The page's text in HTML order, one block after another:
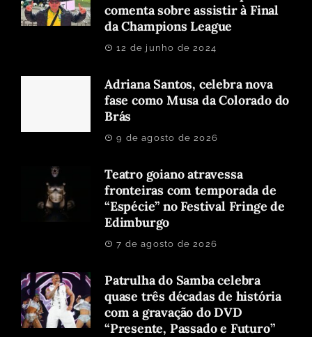
comenta sobre assistir à Final
da Champions League
12 de junho de 2024
Adriana Santos, celebra nova
fase como Musa da Colorado do
Brás
9 de agosto de 2026
Teatro goiano atravessa
fronteiras com temporada de
“Espécie” no Festival Fringe de
Edimburgo
7 de agosto de 2026
Patrulha do Samba celebra
quase três décadas de história
com a gravação do DVD
“Presente, Passado e Futuro”